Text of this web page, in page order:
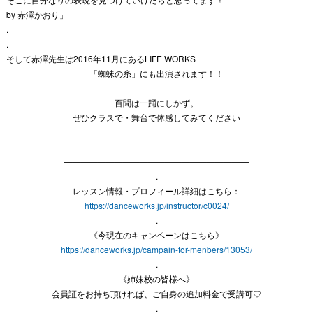
by 赤澤かおり」
.
.
そして赤澤先生は2016年11月にあるLIFE WORKS
「蜘蛛の糸」にも出演されます！！
百聞は一踊にしかず。
ぜひクラスで・舞台で体感してみてください
——————————————————————
.
レッスン情報・プロフィール詳細はこちら：
https://danceworks.jp/instructor/c0024/
.
《今現在のキャンペーンはこちら》
https://danceworks.jp/campain-for-menbers/13053/
.
《姉妹校の皆様へ》
会員証をお持ち頂ければ、ご自身の追加料金で受講可♡
.